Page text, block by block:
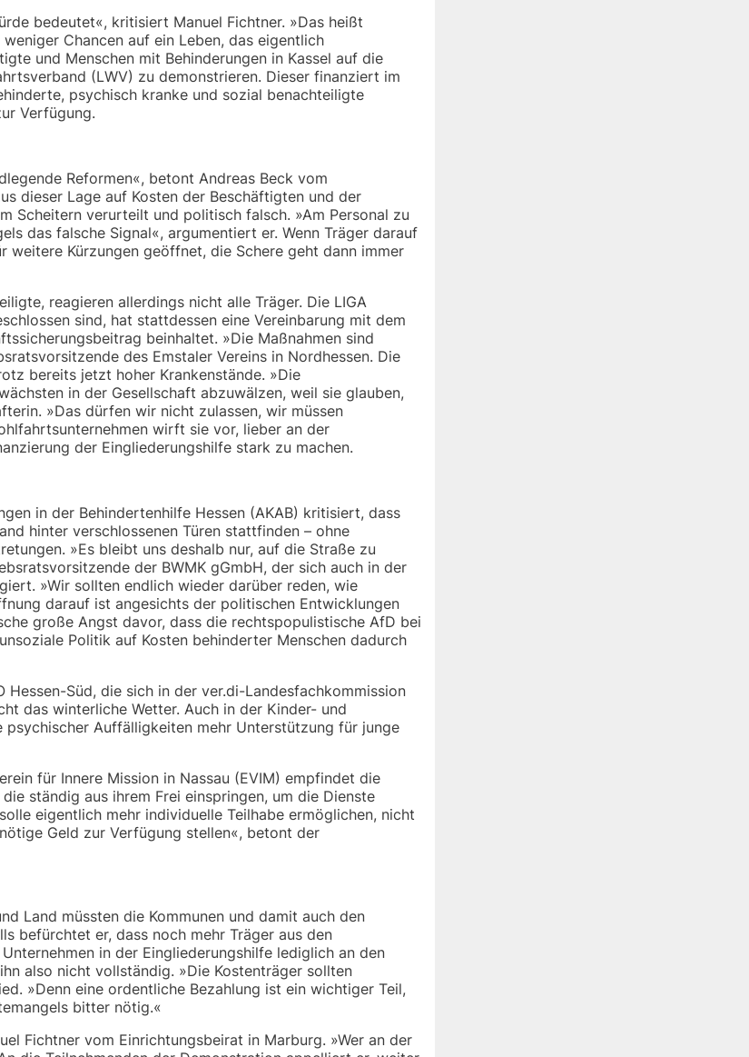
bedeutet«, kritisiert Manuel Fichtner. »Das heißt
Chancen auf ein Leben, das eigentlich
und Menschen mit Behinderungen in Kassel auf die
(LWV) zu demonstrieren. Dieser finanziert im
psychisch kranke und sozial benachteiligte
Verfügung.
Reformen«, betont Andreas Beck vom
dieser Lage auf Kosten der Beschäftigten und der
Scheitern verurteilt und politisch falsch. »Am Personal zu
das falsche Signal«, argumentiert er. Wenn Träger darauf
Kürzungen geöffnet, die Schere geht dann immer
reagieren allerdings nicht alle Träger. Die LIGA
sind, hat stattdessen eine Vereinbarung mit dem
beinhaltet. »Die Maßnahmen sind
des Emstaler Vereins in Nordhessen. Die
bereits jetzt hoher Krankenstände. »Die
in der Gesellschaft abzuwälzen, weil sie glauben,
»Das dürfen wir nicht zulassen, wir müssen
wirft sie vor, lieber an der
der Eingliederungshilfe stark zu machen.
in der Behindertenhilfe Hessen (AKAB) kritisiert, dass
hinter verschlossenen Türen stattfinden – ohne
»Es bleibt uns deshalb nur, auf die Straße zu
der BWMK gGmbH, der sich auch in der
»Wir sollten endlich wieder darüber reden, wie
darauf ist angesichts der politischen Entwicklungen
große Angst davor, dass die rechtspopulistische AfD bei
Politik auf Kosten behinderter Menschen dadurch
Süd, die sich in der ver.di-Landesfachkommission
das winterliche Wetter. Auch in der Kinder- und
Auffälligkeiten mehr Unterstützung für junge
für Innere Mission in Nassau (EVIM) empfindet die
ständig aus ihrem Frei einspringen, um die Dienste
eigentlich mehr individuelle Teilhabe ermöglichen, nicht
Geld zur Verfügung stellen«, betont der
Land müssten die Kommunen und damit auch den
befürchtet er, dass noch mehr Träger aus den
in der Eingliederungshilfe lediglich an den
also nicht vollständig. »Die Kostenträger sollten
»Denn eine ordentliche Bezahlung ist ein wichtiger Teil,
bitter nötig.«
Fichtner vom Einrichtungsbeirat in Marburg. »Wer an der